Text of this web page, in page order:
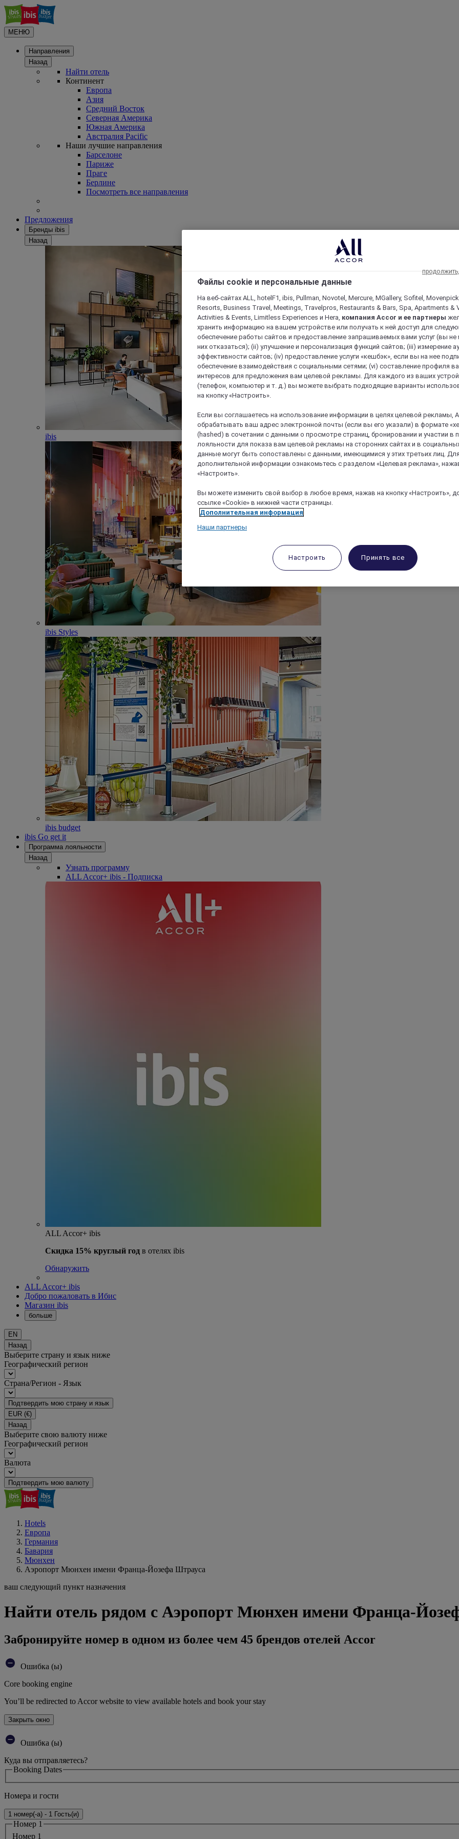
МЕНЮ
Направления
Назад
Найти отель
Континент
Европа
Азия
Средний Восток
Северная Америка
Южная Америка
Австралия Pacific
Наши лучшие направления
Барселоне
Париже
Праге
Берлине
Посмотреть все направления
Предложения
Бренды ibis
Назад
ibis
ibis Styles
ibis budget
ibis Go get it
Программа лояльности
Назад
Узнать программу
ALL Accor+ ibis - Подписка
ALL Accor+ ibis
Скидка 15% круглый год в отелях ibis
Обнаружить
ALL Accor+ ibis
Добро пожаловать в Ибис
Магазин ibis
больше
EN
Назад
Выберите страну и язык ниже
Географический регион
Страна/Регион - Язык
Подтвердить мою страну и язык
EUR (€)
Назад
Выберите свою валюту ниже
Географический регион
Валюта
Подтвердить мою валюту
Hotels
Европа
Германия
Бавария
Мюнхен
Аэропорт Мюнхен имени Франца-Йозефа Штрауса
ваш следующий пункт назначения
Найти отель рядом с Аэропорт Мюнхен имени Франца-
Забронируйте номер в одном из более чем 45 брендов отелей Accor
Ошибка (ы)
Core booking engine
You’ll be redirected to Accor website to view available hotels and book your stay
Закрыть окно
Ошибка (ы)
Куда вы отправляетесь?
Booking Dates
Номера и гости
1 номер(-а) - 1 Гость(и)
Номер 1
Номер 1
Файлы cookie и персональные данные
На веб-сайтах ALL, hotelF1, ibis, Pullman, Novotel, Mercure, MGallery, Sofitel,
Resorts, Business Travel, Meetings, Travelpros, Restaurants & Bars, Spa, Apartments &
Activities & Events, Limitless Experiences и Hera, компания Accor и ее партнеры
хранить информацию на вашем устройстве или получать к ней доступ для
обеспечение работы сайтов и предоставление запрашиваемых вами услуг (вы
них отказаться); (ii) улучшение и персонализация функций сайтов; (iii) измерение
эффективности сайтов; (iv) предоставление услуги «кешбэк», если вы на нее
обеспечение взаимодействия с социальными сетями; (vi) составление профиля
интересов для предложения вам целевой рекламы. Для каждого из ваших
(телефон, компьютер и т. д.) вы можете выбрать подходящие варианты
на кнопку «Настроить».
Если вы соглашаетесь на использование информации в целях целевой рекламы,
обрабатывать ваш адрес электронной почты (если вы его указали) в формате
(hashed) в сочетании с данными о просмотре страниц, бронировании и участии в
лояльности для показа вам целевой рекламы на сторонних сайтах и в
данные могут быть сопоставлены с данными, имеющимися у этих третьих лиц.
дополнительной информации ознакомьтесь с разделом «Целевая реклама»,
«Настроить».
Вы можете изменить свой выбор в любое время, нажав на кнопку «Настроить»,
ссылке «Cookie» в нижней части страницы.
Дополнительная информация
Наши партнеры
Настроить Принять все